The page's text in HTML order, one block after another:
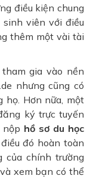
điều kiện chung
viên với điều
thêm một vài tài
gia vào nền
nhưng cũng có
họ. Hơn nữa, một
ký trực tuyến
nộp hồ sơ du học
đó hoàn toàn
của chính trường
xem bạn có thể